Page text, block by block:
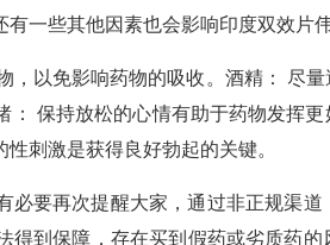
一些其他因素也会影响印度双效片
，以免影响药物的吸收。酒精： 尽
保持放松的心情有助于药物发挥
刺激是获得良好勃起的关键。
必要再次提醒大家，通过非正规渠
得到保障，存在买到假药或劣质药